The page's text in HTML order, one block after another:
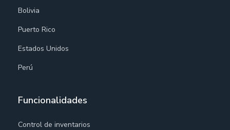
Bolivia
Puerto Rico
Estados Unidos
Perú
Funcionalidades
Control de inventarios